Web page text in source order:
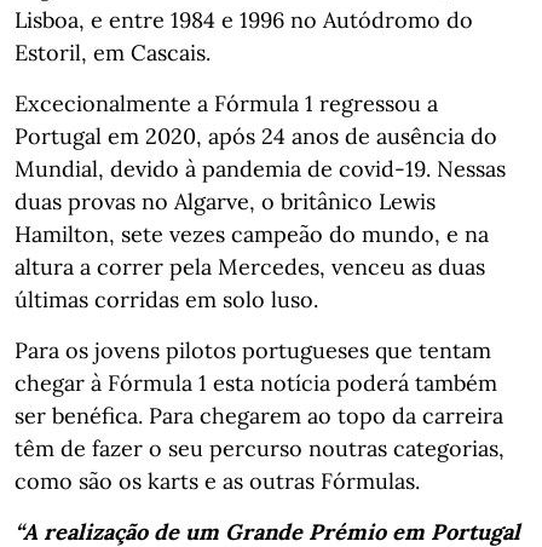
Lisboa, e entre 1984 e 1996 no Autódromo do
Estoril, em Cascais.
Excecionalmente a Fórmula 1 regressou a
Portugal em 2020, após 24 anos de ausência do
Mundial, devido à pandemia de covid-19. Nessas
duas provas no Algarve, o britânico Lewis
Hamilton, sete vezes campeão do mundo, e na
altura a correr pela Mercedes, venceu as duas
últimas corridas em solo luso.
Para os jovens pilotos portugueses que tentam
chegar à Fórmula 1 esta notícia poderá também
ser benéfica. Para chegarem ao topo da carreira
têm de fazer o seu percurso noutras categorias,
como são os karts e as outras Fórmulas.
“A realização de um Grande Prémio em Portugal